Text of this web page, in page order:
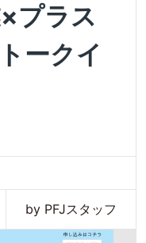
プラス
ークイ
by PFJスタッフ